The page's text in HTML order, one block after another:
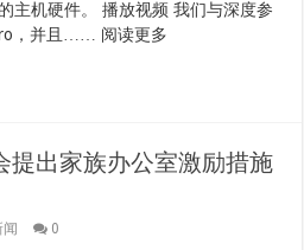
主机硬件。 播放视频 我们与深度参
，并且…… 阅读更多
提出家族办公室激励措施
0